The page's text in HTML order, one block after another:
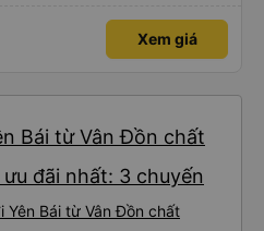
480.000 VND.
Xem giá
Bái từ Vân Đồn chất
đãi nhất: 3 chuyến
Yên Bái từ Vân Đồn chất